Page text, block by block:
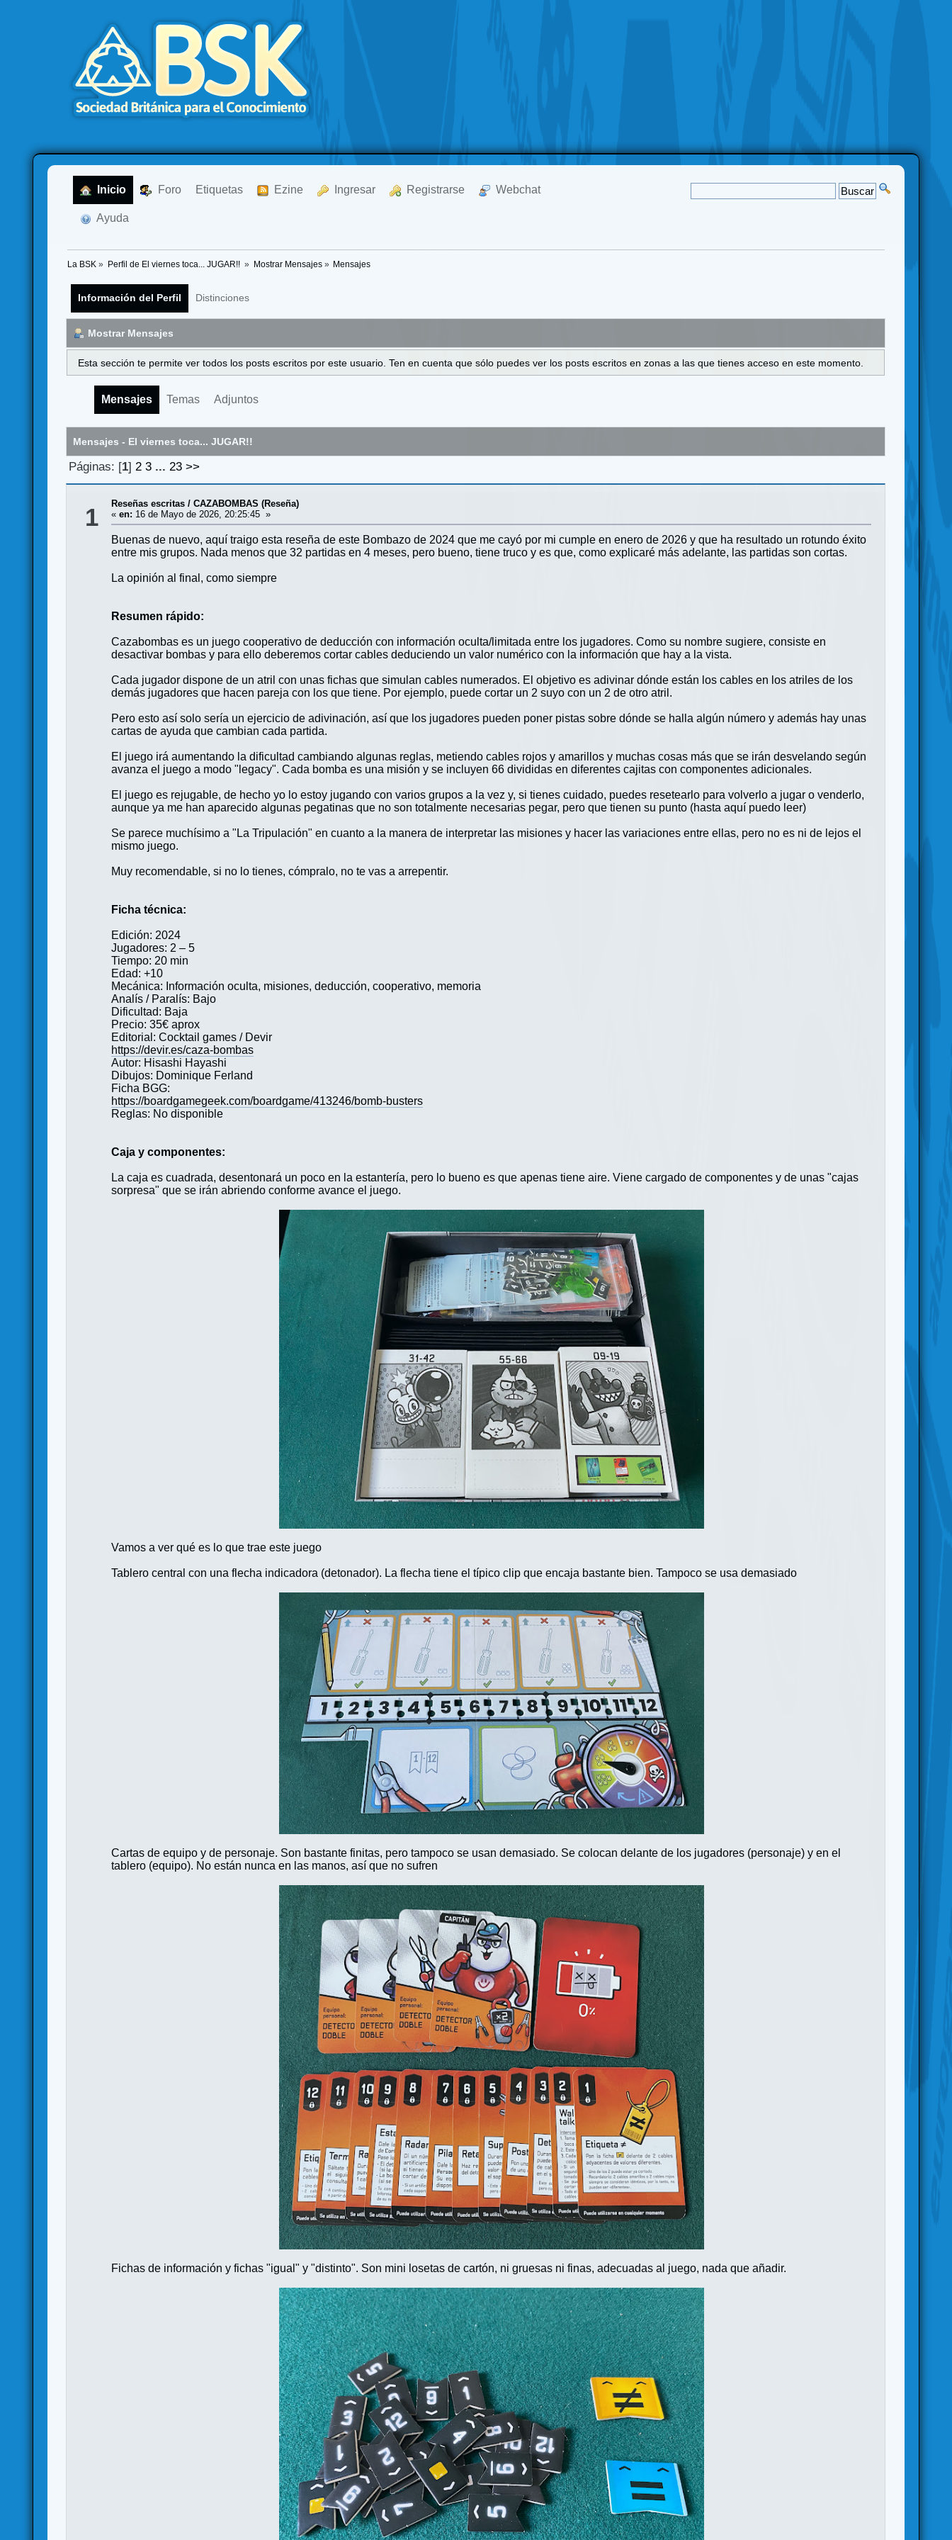
Inicio Foro Etiquetas Ezine Ingresar Registrarse Webchat
Ayuda
La BSK » Perfil de El viernes toca... JUGAR!! » Mostrar Mensajes» Mensajes
Información del Perfil Distinciones
Mostrar Mensajes
Esta sección te permite ver todos los posts escritos por este usuario. Ten en cuenta que sólo puedes ver los posts escritos en zonas a las que tienes acceso en este momento.
Mensajes Temas Adjuntos
Mensajes - El viernes toca... JUGAR!!
Páginas: [1] 2 3 ... 23 >>
1 Reseñas escritas /CAZABOMBAS (Reseña)
«en: 16 de Mayo de 2026, 20:25:45 »
Buenas de nuevo, aquí traigo esta reseña de este Bombazo de 2024 que me cayó por mi cumple en enero de 2026 y que ha resultado un rotundo éxito
entre mis grupos. Nada menos que 32 partidas en 4 meses, pero bueno, tiene truco y es que, como explicaré más adelante, las partidas son cortas.
La opinión al final, como siempre
Resumen rápido:
Cazabombas es un juego cooperativo de deducción con información oculta/limitada entre los jugadores. Como su nombre sugiere, consiste en
desactivar bombas y para ello deberemos cortar cables deduciendo un valor numérico con la información que hay a la vista.
Cada jugador dispone de un atril con unas fichas que simulan cables numerados. El objetivo es adivinar dónde están los cables en los atriles de los
demás jugadores que hacen pareja con los que tiene. Por ejemplo, puede cortar un 2 suyo con un 2 de otro atril.
Pero esto así solo sería un ejercicio de adivinación, así que los jugadores pueden poner pistas sobre dónde se halla algún número y además hay unas
cartas de ayuda que cambian cada partida.
El juego irá aumentando la dificultad cambiando algunas reglas, metiendo cables rojos y amarillos y muchas cosas más que se irán desvelando según
avanza el juego a modo "legacy". Cada bomba es una misión y se incluyen 66 divididas en diferentes cajitas con componentes adicionales.
El juego es rejugable, de hecho yo lo estoy jugando con varios grupos a la vez y, si tienes cuidado, puedes resetearlo para volverlo a jugar o venderlo,
aunque ya me han aparecido algunas pegatinas que no son totalmente necesarias pegar, pero que tienen su punto (hasta aquí puedo leer)
Se parece muchísimo a "La Tripulación" en cuanto a la manera de interpretar las misiones y hacer las variaciones entre ellas, pero no es ni de lejos el
mismo juego.
Muy recomendable, si no lo tienes, cómpralo, no te vas a arrepentir.
Ficha técnica:
Edición: 2024
Jugadores: 2 – 5
Tiempo: 20 min
Edad: +10
Mecánica: Información oculta, misiones, deducción, cooperativo, memoria
Analís / Paralís: Bajo
Dificultad: Baja
Precio: 35€ aprox
Editorial: Cocktail games / Devir
https://devir.es/caza-bombas
Autor: Hisashi Hayashi
Dibujos: Dominique Ferland
Ficha BGG:
https://boardgamegeek.com/boardgame/413246/bomb-busters
Reglas: No disponible
Caja y componentes:
La caja es cuadrada, desentonará un poco en la estantería, pero lo bueno es que apenas tiene aire. Viene cargado de componentes y de unas "cajas
sorpresa" que se irán abriendo conforme avance el juego.
Vamos a ver qué es lo que trae este juego
Tablero central con una flecha indicadora (detonador). La flecha tiene el típico clip que encaja bastante bien. Tampoco se usa demasiado
Cartas de equipo y de personaje. Son bastante finitas, pero tampoco se usan demasiado. Se colocan delante de los jugadores (personaje) y en el
tablero (equipo). No están nunca en las manos, así que no sufren
Fichas de información y fichas "igual" y "distinto". Son mini losetas de cartón, ni gruesas ni finas, adecuadas al juego, nada que añadir.